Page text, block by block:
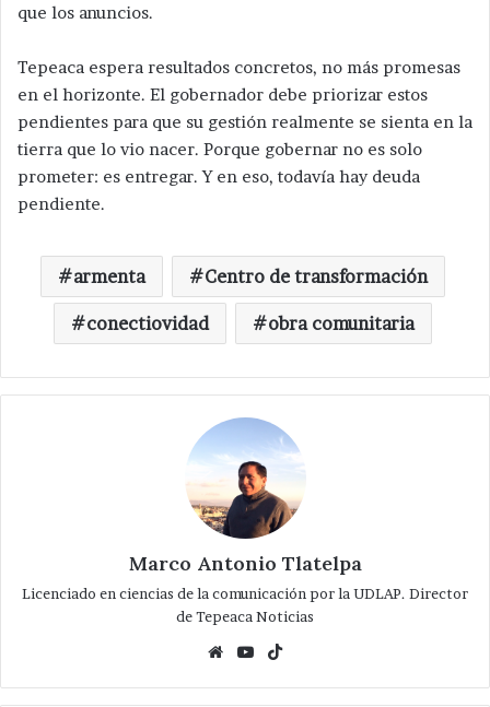
que los anuncios.
Tepeaca espera resultados concretos, no más promesas
en el horizonte. El gobernador debe priorizar estos
pendientes para que su gestión realmente se sienta en la
tierra que lo vio nacer. Porque gobernar no es solo
prometer: es entregar. Y en eso, todavía hay deuda
pendiente.​​​​​​​​​​​​​​​​​​​​​​​​​​​​​​​​​​​​​​​​​​​​​​​​​​
armenta Centro de transformación
conectiovidad obra comunitaria
Marco Antonio Tlatelpa
Licenciado en ciencias de la comunicación por la UDLAP. Director
de Tepeaca Noticias
WebsiteYouTube